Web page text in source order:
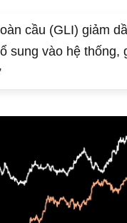
cầu (GLI) giảm
sung vào hệ thống,